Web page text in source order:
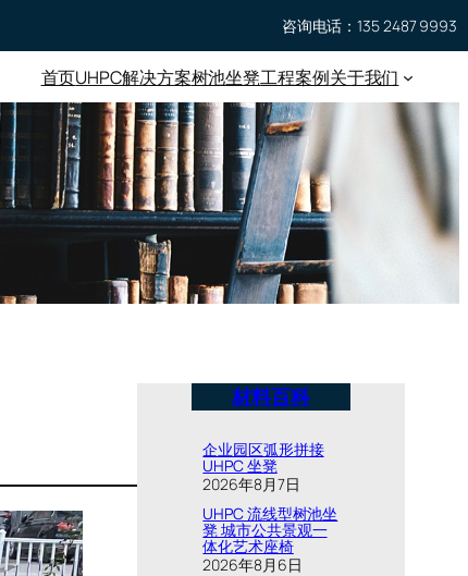
咨询电话：135 2487 9993
首页UHPC解决方案树池坐凳工程案例关于我们
材料百科
企业园区弧形拼接
UHPC 坐凳
2026年8月7日
UHPC 流线型树池坐
凳 城市公共景观一
体化艺术座椅
2026年8月6日